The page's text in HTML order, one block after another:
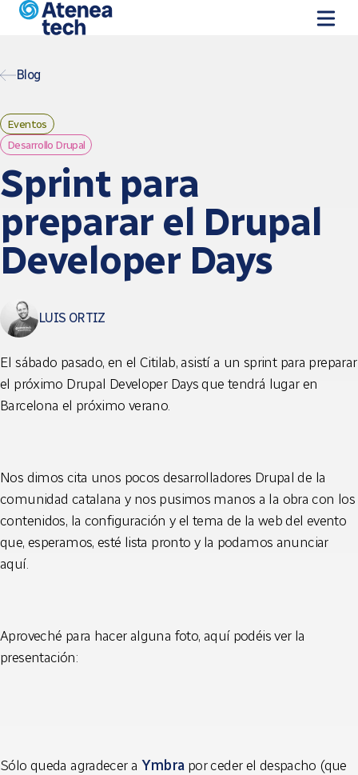
Skip to main content
Blog
Eventos
Desarrollo Drupal
Sprint para
preparar el Drupal
Developer Days
LUIS ORTIZ
El sábado pasado, en el Citilab, asistí a un sprint para preparar
el próximo Drupal Developer Days que tendrá lugar en
Barcelona el próximo verano.
Nos dimos cita unos pocos desarrolladores Drupal de la
comunidad catalana y nos pusimos manos a la obra con los
contenidos, la configuración y el tema de la web del evento
que, esperamos, esté lista pronto y la podamos anunciar
aquí.
Aproveché para hacer alguna foto, aquí podéis ver la
presentación:
Sólo queda agradecer a Ymbrapor ceder el despacho (que